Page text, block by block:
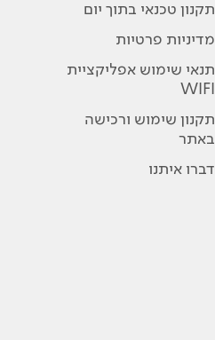
תקנון טכנאי בתוך יום
מדיניות פרטיות
תנאי שימוש אפליקציית
WIFI
תקנון שימוש ורכישה
באתר
דברו איתנו